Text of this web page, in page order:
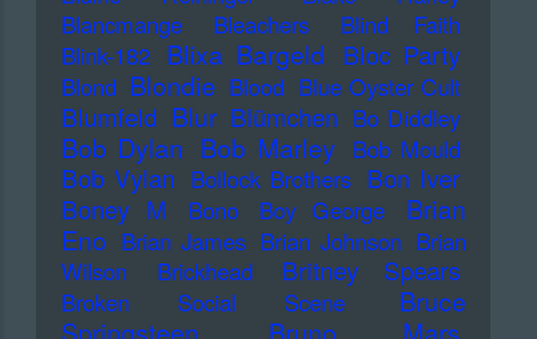
Blancmange
Bleachers
Blind Faith
Blink-182 Blixa Bargeld Bloc Party
Blond Blondie Blood Blue Oyster Cult
Blumfeld Blur Blümchen Bo Diddley
Bob Dylan Bob Marley Bob Mould
Bob Vylan Bollock Brothers Bon Iver
Boney M
Bono Boy George
Brian
Eno Brian James Brian Johnson Brian
Wilson
Brickhead Britney Spears
Broken Social Scene
Bruce